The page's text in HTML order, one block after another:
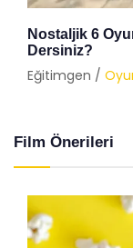
Nostaljik 6
Dersiniz?
Eğitimgen /
Film Önerileri